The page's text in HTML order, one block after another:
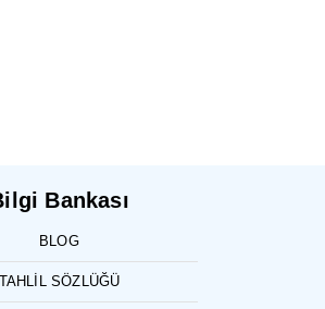
Bankası
BLOG
TAHLIL SÖZLÜĞÜ